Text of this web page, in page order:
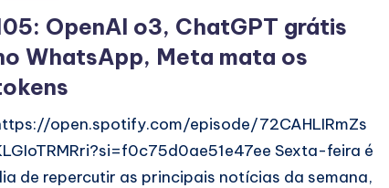
OpenAI o3, ChatGPT grátis
WhatsApp, Meta mata os
open.spotify.com/episode/72CAHLIRmZs
Sexta-feira é
de repercutir as principais notícias da semana,